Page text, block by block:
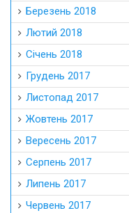
Березень 2018
Лютий 2018
Січень 2018
Грудень 2017
Листопад 2017
Жовтень 2017
Вересень 2017
Серпень 2017
Липень 2017
Червень 2017